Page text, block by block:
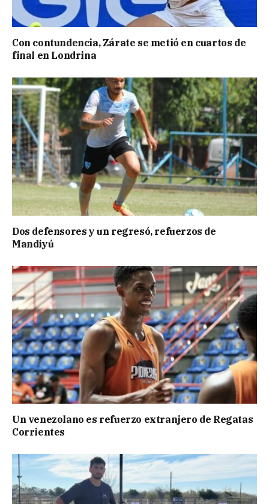
Con contundencia, Zárate se metió en cuartos de
final en Londrina
Dos defensores y un regresó, refuerzos de
Mandiyú
Un venezolano es refuerzo extranjero de Regatas
Corrientes